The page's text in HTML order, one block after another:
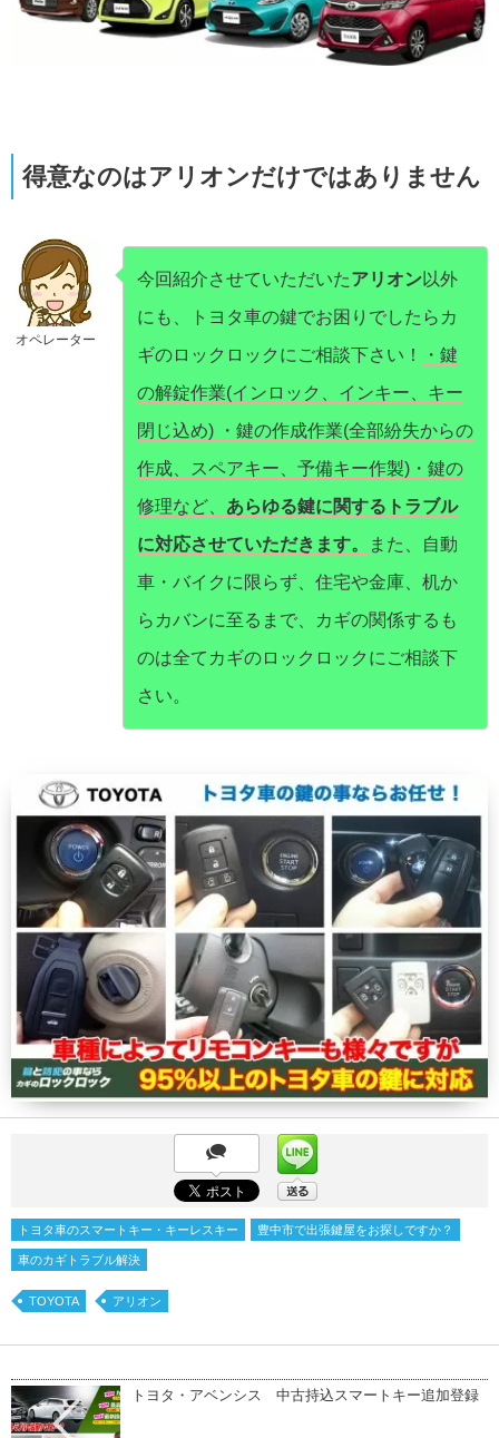
得意なのはアリオンだけではありません
オペレーター
今回紹介させていただいたアリオン以外
にも、トヨタ車の鍵でお困りでしたらカ
ギのロックロックにご相談下さい！
・鍵
の解錠作業(インロック、インキー、キー
閉じ込め) ・鍵の作成作業(全部紛失からの
作成、スペアキー、予備キー作製)・鍵の
修理など、 あらゆる鍵に関するトラブル
に対応させていただきます。
また、自動
車・バイクに限らず、住宅や金庫、机か
らカバンに至るまで、カギの関係するも
のは全てカギのロックロックにご相談下
さい。
トヨタ車のスマートキー・キーレスキー 豊中市で出張鍵屋をお探しですか？
車のカギトラブル解決
TOYOTA アリオン
トヨタ・アベンシス 中古持込スマートキー追加登録